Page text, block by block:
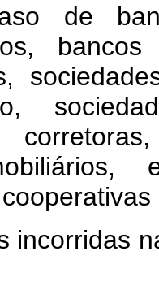
de
incorridas